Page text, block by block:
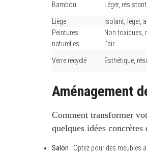
Bambou Léger,
Liège
Isolant, léger,
Peintures
naturelles
Non toxiques,
l’air
Verre recyclé Esthétique,
Aménagement
Comment transformer
quelques idées
Salon : Optez pour des meubles